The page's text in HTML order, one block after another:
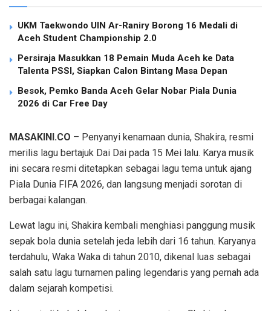
UKM Taekwondo UIN Ar-Raniry Borong 16 Medali di
Aceh Student Championship 2.0
Persiraja Masukkan 18 Pemain Muda Aceh ke Data
Talenta PSSI, Siapkan Calon Bintang Masa Depan
Besok, Pemko Banda Aceh Gelar Nobar Piala Dunia
2026 di Car Free Day
MASAKINI.CO – Penyanyi kenamaan dunia, Shakira, resmi
merilis lagu bertajuk Dai Dai pada 15 Mei lalu. Karya musik
ini secara resmi ditetapkan sebagai lagu tema untuk ajang
Piala Dunia FIFA 2026, dan langsung menjadi sorotan di
berbagai kalangan.
Lewat lagu ini, Shakira kembali menghiasi panggung musik
sepak bola dunia setelah jeda lebih dari 16 tahun. Karyanya
terdahulu, Waka Waka di tahun 2010, dikenal luas sebagai
salah satu lagu turnamen paling legendaris yang pernah ada
dalam sejarah kompetisi.